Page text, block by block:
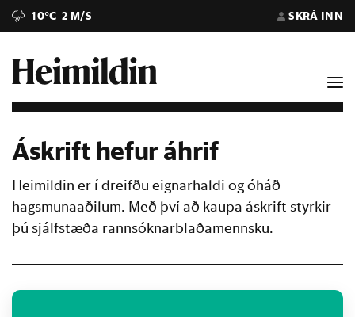
10°C 2 M/S SKRÁ INN
Áskrift hefur áhrif
Heimildin er í dreifðu eignarhaldi og óháð
hagsmunaaðilum. Með því að kaupa áskrift styrkir
þú sjálfstæða rannsóknarblaðamennsku.